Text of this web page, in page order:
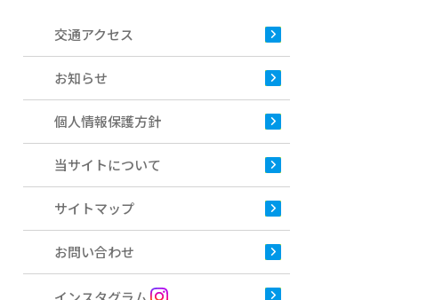
交通アクセス
お知らせ
個人情報保護方針
当サイトについて
サイトマップ
お問い合わせ